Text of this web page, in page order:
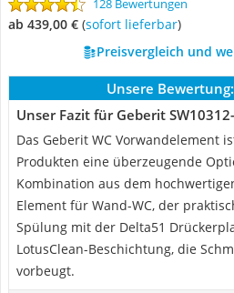
128 Bewertungen
ab 439,00 € ( Sofort lieferbar)
Preisvergleich und
Unsere Bewertung:
Unser Fazit für Geberit
Das Geberit WC Vorwandelement
Produkten eine überzeugende
Kombination aus dem
Element für Wand-WC, der
Spülung mit der Delta51
LotusClean-Beschichtung, die
vorbeugt.